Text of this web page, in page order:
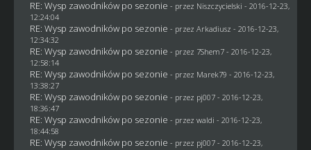
RE: Wysp zawodników po sezonie - przez Niszczycielski - 2016-12-23,
12:24:04
RE: Wysp zawodników po sezonie - przez Arkadiusz - 2016-12-23,
12:34:32
RE: Wysp zawodników po sezonie - przez 7Shem7- 2016-12-23,
12:58:14
RE: Wysp zawodników po sezonie - przez Marek79 - 2016-12-23,
13:38:27
RE: Wysp zawodników po sezonie - przez pj007- 2016-12-23,
18:36:47
RE: Wysp zawodników po sezonie - przez waldi - 2016-12-23,
18:44:58
RE: Wysp zawodników po sezonie - przez pj007- 2016-12-23,